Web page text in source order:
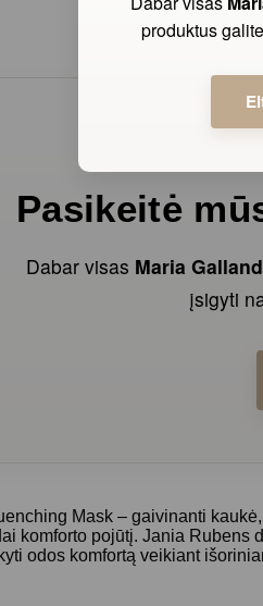
produktus
Pasikeitė
Dabar visas Maria
įsigyti
Mask – gaivinanti
komforto pojūtį. Jania
odos komfortą veikiant